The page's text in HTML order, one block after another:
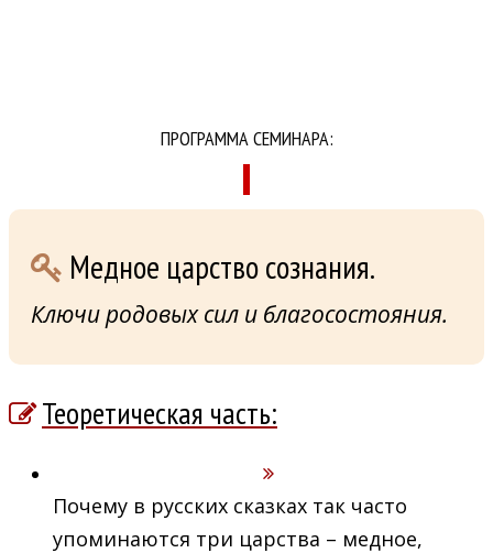
ПРОГРАММА СЕМИНАРА:
Медное царство сознания.
Ключи родовых сил и благосостояния.
Теоретическая часть:
Почему в русских сказках так часто
упоминаются три царства – медное,